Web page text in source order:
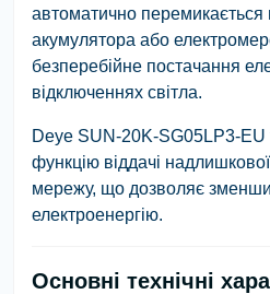
автоматично перемикається
акумулятора або
безперебійне постачання
відключеннях світла.
Deye SUN-20K-SG05LP3-EU
функцію віддачі надлишкової
мережу, що дозволяє
електроенергію.
Основні технічні